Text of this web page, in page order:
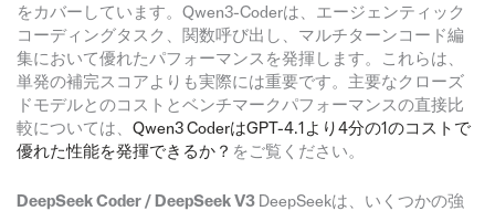
をカバーしています。Qwen3-Coderは、エージェンティック
コーディングタスク、関数呼び出し、マルチターンコード編
集において優れたパフォーマンスを発揮します。これらは、
単発の補完スコアよりも実際には重要です。主要なクローズ
ドモデルとのコストとベンチマークパフォーマンスの直接比
較については、 Qwen3 CoderはGPT-4.1より4分の1のコストで
優れた性能を発揮できるか？ をご覧ください。
DeepSeek Coder / DeepSeek V3DeepSeekは、いくつかの強